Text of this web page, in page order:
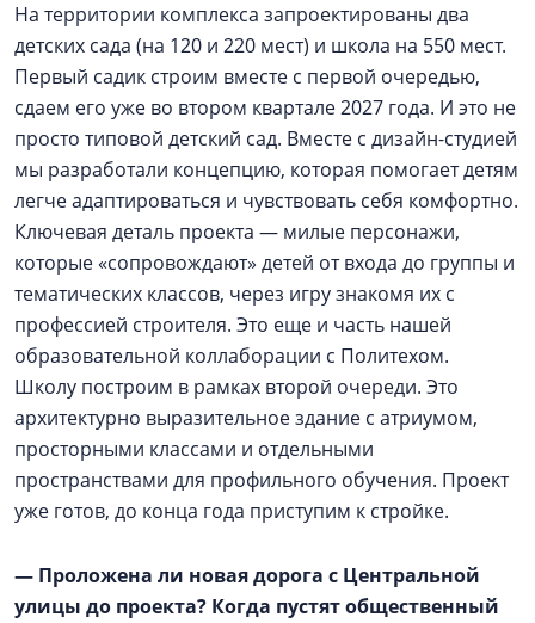
На территории комплекса запроектированы два
детских сада (на 120 и 220 мест) и школа на 550 мест.
Первый садик строим вместе с первой очередью,
сдаем его уже во втором квартале 2027 года. И это не
просто типовой детский сад. Вместе с дизайн-студией
мы разработали концепцию, которая помогает детям
легче адаптироваться и чувствовать себя комфортно.
Ключевая деталь проекта — милые персонажи,
которые «сопровождают» детей от входа до группы и
тематических классов, через игру знакомя их с
профессией строителя. Это еще и часть нашей
образовательной коллаборации с Политехом.
Школу построим в рамках второй очереди. Это
архитектурно выразительное здание с атриумом,
просторными классами и отдельными
пространствами для профильного обучения. Проект
уже готов, до конца года приступим к стройке.
— Проложена ли новая дорога с Центральной
улицы до проекта? Когда пустят общественный